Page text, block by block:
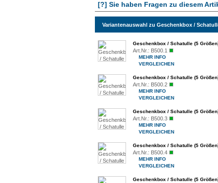
[?] Sie haben Fragen zu diesem
Variantenauswahl zu Geschenkbox /
Geschenkbox / Schatulle (5
Art.Nr.: B500.1
MEHR INFO
VERGLEICHEN
Geschenkbox / Schatulle (5
Art.Nr.: B500.2
MEHR INFO
VERGLEICHEN
Geschenkbox / Schatulle (5
Art.Nr.: B500.3
MEHR INFO
VERGLEICHEN
Geschenkbox / Schatulle (5
Art.Nr.: B500.4
MEHR INFO
VERGLEICHEN
Geschenkbox / Schatulle (5